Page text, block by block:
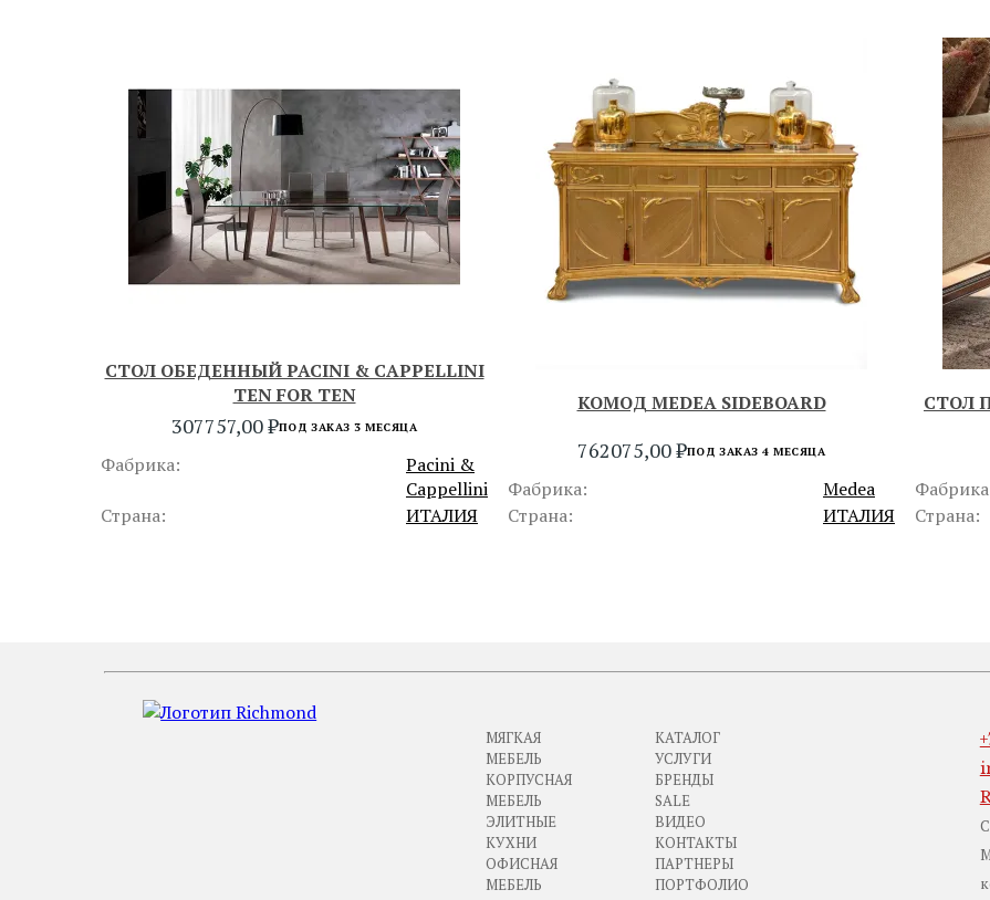
СТОЛ ОБЕДЕННЫЙ PACINI & CAPPELLINI
TEN FOR TEN
307757,00₽ПОД ЗАКАЗ 3 МЕСЯЦА
Фабрика:
Pacini &
Cappellini
Страна:
ИТАЛИЯ
КОМОД MEDEA SIDEBOARD
762075,00₽ПОД ЗАКАЗ 4 МЕСЯЦА
Фабрика:
Medea
Страна:
ИТАЛИЯ
СТОЛ
Страна:
МЯГКАЯ
МЕБЕЛЬ
КОРПУСНАЯ
МЕБЕЛЬ
ЭЛИТНЫЕ
КУХНИ
ОФИСНАЯ
МЕБЕЛЬ
КАТАЛОГ
УСЛУГИ
БРЕНДЫ
SALE
ВИДЕО
КОНТАКТЫ
ПАРТНЕРЫ
ПОРТФОЛИО